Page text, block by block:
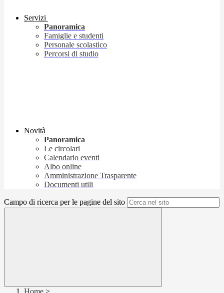
Servizi
Panoramica
Famiglie e studenti
Personale scolastico
Percorsi di studio
Novità
Panoramica
Le circolari
Calendario eventi
Albo online
Amministrazione Trasparente
Documenti utili
Campo di ricerca per le pagine del sito